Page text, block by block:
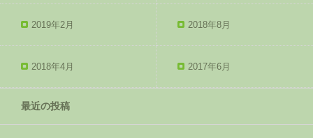
2019年2月 2018年8月
2018年4月 2017年6月
最近の投稿